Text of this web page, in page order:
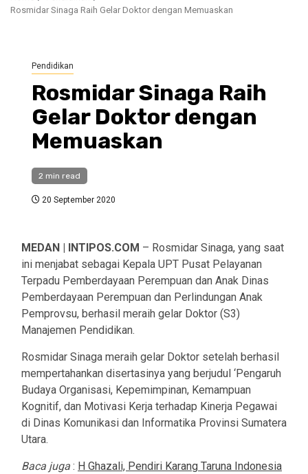
Rosmidar Sinaga Raih Gelar Doktor dengan Memuaskan
Pendidikan
Rosmidar Sinaga Raih
Gelar Doktor dengan
Memuaskan
2 min read
20 September 2020
MEDAN | INTIPOS.COM – Rosmidar Sinaga, yang saat
ini menjabat sebagai Kepala UPT Pusat Pelayanan
Terpadu Pemberdayaan Perempuan dan Anak Dinas
Pemberdayaan Perempuan dan Perlindungan Anak
Pemprovsu, berhasil meraih gelar Doktor (S3)
Manajemen Pendidikan.
Rosmidar Sinaga meraih gelar Doktor setelah berhasil
mempertahankan disertasinya yang berjudul ‘Pengaruh
Budaya Organisasi, Kepemimpinan, Kemampuan
Kognitif, dan Motivasi Kerja terhadap Kinerja Pegawai
di Dinas Komunikasi dan Informatika Provinsi Sumatera
Utara.
Baca juga : H Ghazali, Pendiri Karang Taruna Indonesia